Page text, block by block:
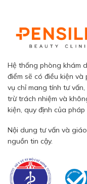
Hệ thống phòng khám
điểm sẽ có điều kiện
vụ chỉ mang tính tư
trừ trách nhiệm và
kiện, quy định của pháp
Nội dung tư vấn và
nguồn tin cậy.